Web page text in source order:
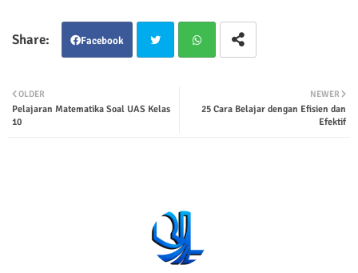
Facebook
ter tsap
NEWER
25 Cara Belajar dengan Efisien dan
Efektif
OLDER
Pelajaran Matematika Soal UAS Kelas
10